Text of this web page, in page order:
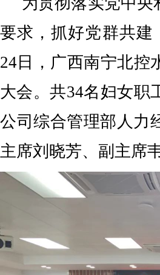
要求，抓好党群共建
24日，广西南宁北控
大会。共34名妇女职
公司综合管理部人力
主席刘晓芳、副主席